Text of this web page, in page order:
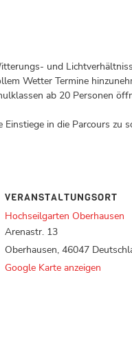
und
Wetter Termine
ab 20 Personen
in die Parcours zu
VERANSTALTUNGSORT
Hochseilgarten Oberhausen
Arenastr. 13
Oberhausen, 46047
Google Karte anzeigen